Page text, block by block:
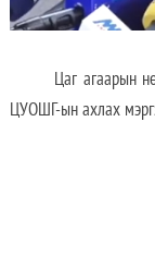
Цаг агаарын
ЦУОШГ-ын ахлах